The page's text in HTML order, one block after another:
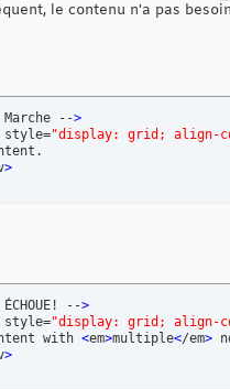
le contenu n'a pas
-->
"display: grid; align-
>
-->
"display: grid; align-
with
<em>multiple</em>
>